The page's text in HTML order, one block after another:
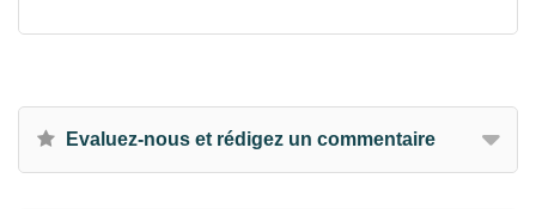
Evaluez-nous et rédigez un commentaire